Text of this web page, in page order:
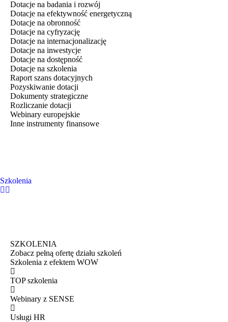
Dotacje na badania i rozwój
Dotacje na efektywność energetyczną
Dotacje na obronność
Dotacje na cyfryzację
Dotacje na internacjonalizację
Dotacje na inwestycje
Dotacje na dostępność
Dotacje na szkolenia
Raport szans dotacyjnych
Pozyskiwanie dotacji
Dokumenty strategiczne
Rozliczanie dotacji
Webinary europejskie
Inne instrumenty finansowe
Szkolenia
SZKOLENIA
Zobacz pełną ofertę działu szkoleń
Szkolenia z efektem WOW
TOP szkolenia
Webinary z SENSE
Usługi HR